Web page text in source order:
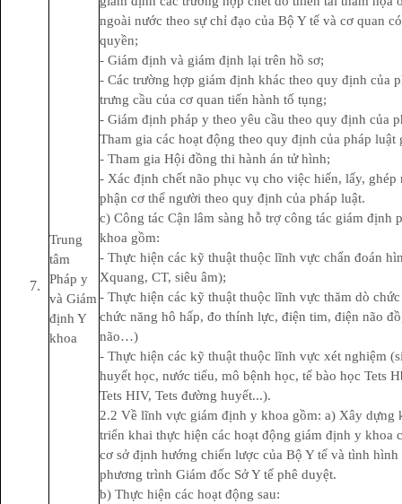
Trung
tâm
Pháp y
và Giám
định Y
khoa
ngoài nước theo sự chỉ đạo của Bộ Y tế và cơ quan
quyền;
- Giám định và giám định lại trên hồ sơ;
- Các trường hợp giám định khác theo quy định của
trưng cầu của cơ quan tiến hành tố tụng;
- Giám định pháp y theo yêu cầu theo quy định của
Tham gia các hoạt động theo quy định của pháp luật
- Tham gia Hội đồng thi hành án tử hình;
- Xác định chết não phục vụ cho việc hiến, lấy, ghép
phận cơ thể người theo quy định của pháp luật.
c) Công tác Cận lâm sàng hỗ trợ công tác giám định
khoa gồm:
- Thực hiện các kỹ thuật thuộc lĩnh vực chẩn đoán
Xquang, CT, siêu âm);
- Thực hiện các kỹ thuật thuộc lĩnh vực thăm dò
chức năng hô hấp, đo thính lực, điện tim, điện não
não…)
- Thực hiện các kỹ thuật thuộc lĩnh vực xét nghiệm
huyết học, nước tiểu, mô bệnh học, tế bào học Tets
Tets HIV, Tets đường huyết...).
2.2 Về lĩnh vực giám định y khoa gồm: a) Xây dựng
triển khai thực hiện các hoạt động giám định y khoa
cơ sở định hướng chiến lược của Bộ Y tế và tình hình
phương trình Giám đốc Sở Y tế phê duyệt.
b) Thực hiện các hoạt động sau: